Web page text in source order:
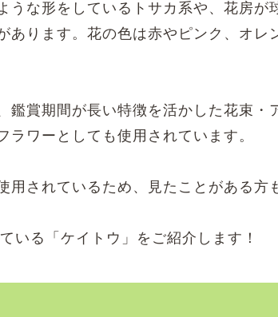
うな形をしているトサカ系や、花房が
あります。花の色は赤やピンク、オレ
鑑賞期間が長い特徴を活かした花束・
ラワーとしても使用されています。
用されているため、見たことがある方
いる「ケイトウ」をご紹介します！